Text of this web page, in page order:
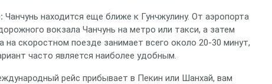
Чанчунь находится еще ближе к Гунчжулину. От аэропорта
вокзала Чанчунь на метро или такси, а затем
скоростном поезде занимает всего около 20-30 минут,
часто является наиболее удобным.
рейс прибывает в Пекин или Шанхай, вам